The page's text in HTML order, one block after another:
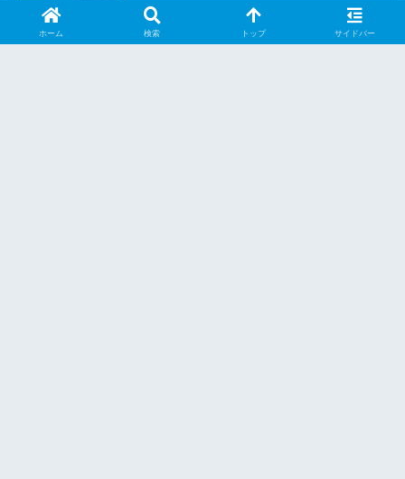
2025.11.29
電気メガネ
XREAL OneがEDIDエミュレーター
ホーム 検索 トップ サイドバー